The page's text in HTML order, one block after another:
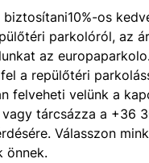
os
parkolóról, az
az
a repülőtéri
felveheti velünk a
tárcsázza a +36
Válasszon
önnek.